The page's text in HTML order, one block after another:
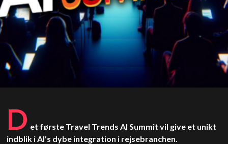
D et første Travel Trends AI Summit vil give et unikt
indblik i AI's dybe integration i rejsebranchen.